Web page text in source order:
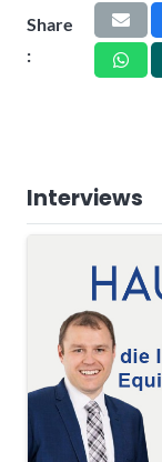
Share
:
Interviews